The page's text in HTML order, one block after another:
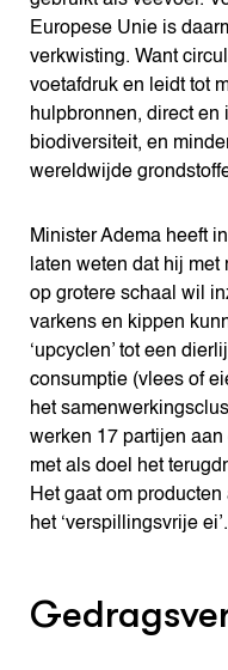
Europese Unie is
verkwisting. Want
voetafdruk en leidt tot
hulpbronnen, direct en
biodiversiteit, en
wereldwijde
Minister Adema heeft
laten weten dat hij
op grotere schaal wil
varkens en kippen
‘upcyclen’ tot een
consumptie (vlees of
het
werken 17 partijen
met als doel het
Het gaat om producten
het ‘verspillingsvrije ei’.